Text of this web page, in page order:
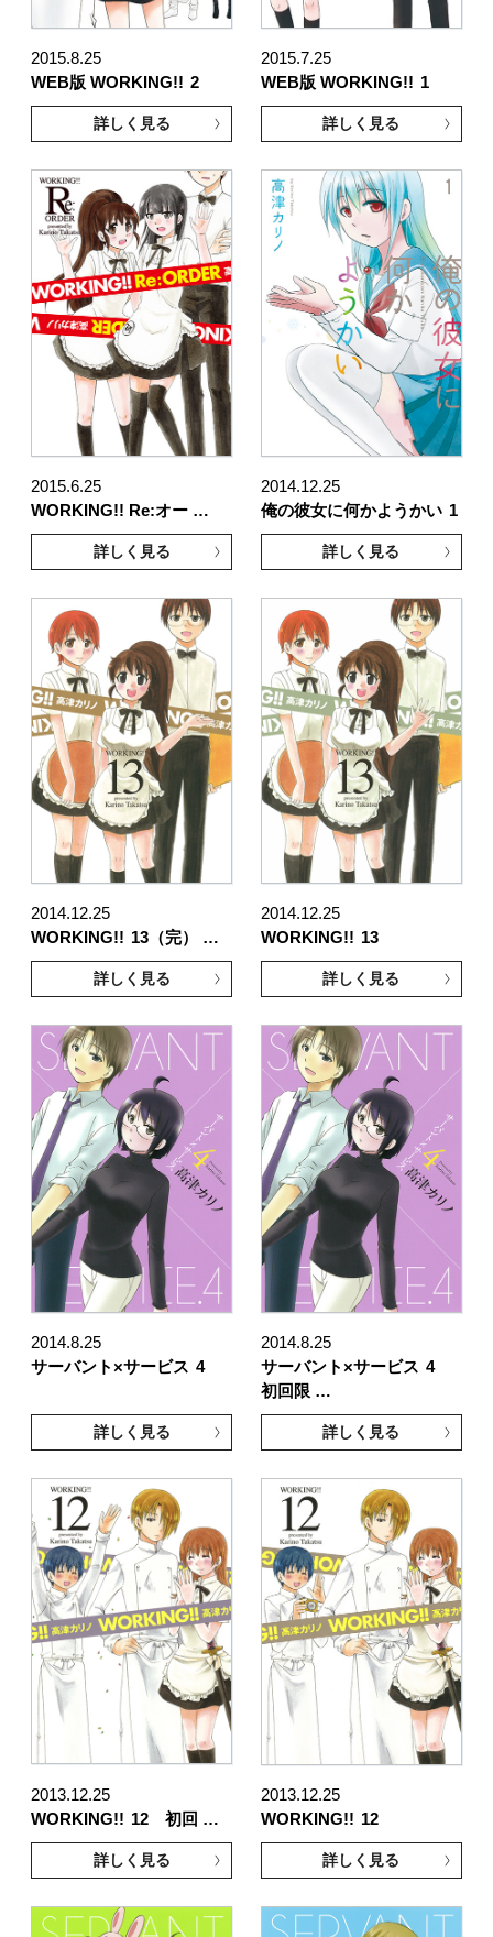
2015.8.25
WEB版 WORKING!! 2
詳しく見る
2015.7.25
WEB版 WORKING!! 1
詳しく見る
2015.6.25
WORKING!! Re:オー …
詳しく見る
2014.12.25
俺の彼女に何かようかい 1
詳しく見る
2014.12.25
WORKING!! 13（完） …
詳しく見る
2014.12.25
WORKING!! 13
詳しく見る
2014.8.25
サーバント×サービス 4
詳しく見る
2014.8.25
サーバント×サービス 4
初回限 …
詳しく見る
2013.12.25
WORKING!! 12 初回 …
詳しく見る
2013.12.25
WORKING!! 12
詳しく見る